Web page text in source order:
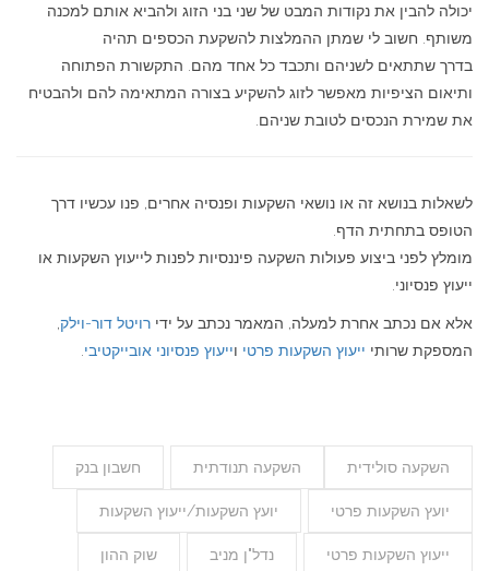
יכולה להבין את נקודות המבט של שני בני הזוג ולהביא אותם למכנה
משותף. חשוב לי שמתן ההמלצות להשקעת הכספים תהיה
בדרך שתתאים לשניהם ותכבד כל אחד מהם. התקשורת הפתוחה
ותיאום הציפיות מאפשר לזוג להשקיע בצורה המתאימה להם ולהבטיח
את שמירת הנכסים לטובת שניהם.
לשאלות בנושא זה או נושאי השקעות ופנסיה אחרים, פנו עכשיו דרך
הטופס בתחתית הדף.
מומלץ לפני ביצוע פעולות השקעה פיננסיות לפנות לייעוץ השקעות או
ייעוץ פנסיוני.
אלא אם נכתב אחרת למעלה, המאמר נכתב על ידי רויטל דור-וילק
המספקת שרותי ייעוץ השקעות פרטי וייעוץ פנסיוני אובייקטיבי
השקעה סולידית השקעה תנודתית חשבון בנק
יועץ השקעות פרטי יועץ השקעות/ייעוץ השקעות
ייעוץ השקעות פרטי נדל"ן מניב שוק ההון